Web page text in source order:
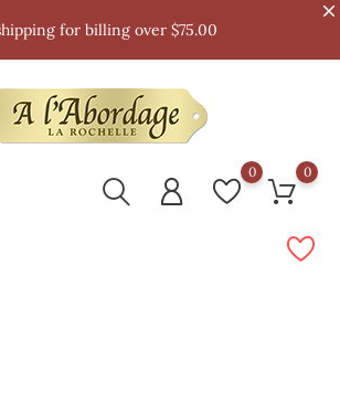
for billing over $75.00
0 0